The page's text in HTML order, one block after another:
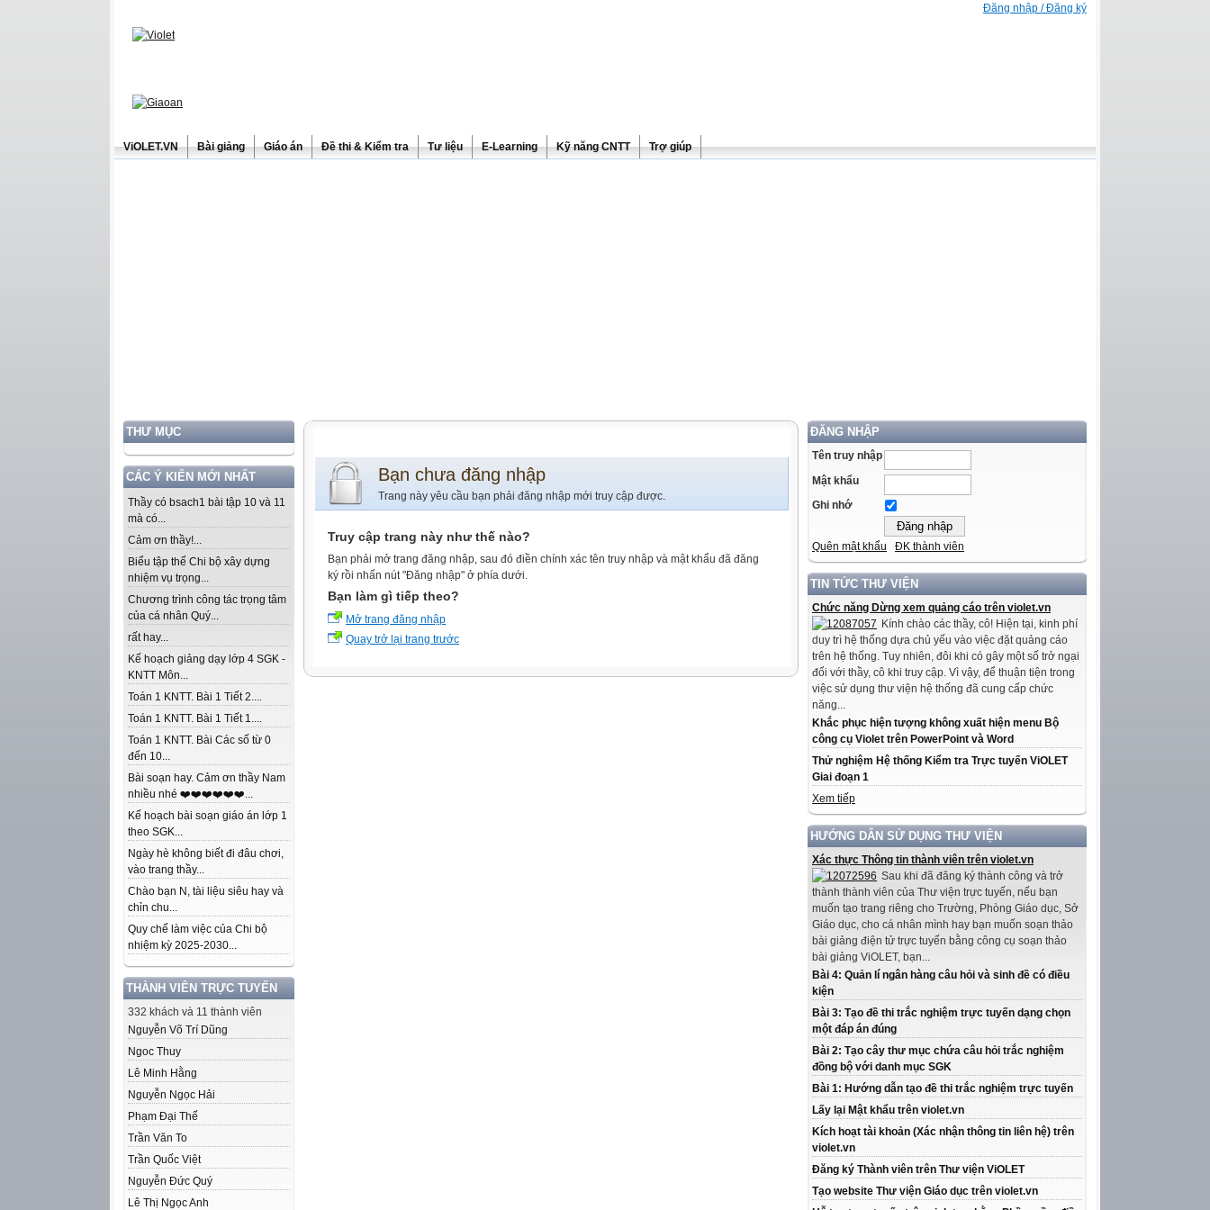
Đăng nhập / Đăng ký
ViOLET.VN Bài giảng Giáo án Đề thi & Kiểm tra Tư liệu E-Learning Kỹ năng CNTT Trợ giúp
THƯ MỤC
CÁC Ý KIẾN MỚI NHẤT
Thầy có bsach1 bài tập 10 và 11
mà có...
Cảm ơn thầy!...
Biểu tập thể Chi bộ xây dựng
nhiệm vụ trọng...
Chương trình công tác trọng tâm
của cá nhân Quý...
rất hay...
Kế hoạch giảng dạy lớp 4 SGK -
KNTT Môn...
Toán 1 KNTT. Bài 1 Tiết 2....
Toán 1 KNTT. Bài 1 Tiết 1....
Toán 1 KNTT. Bài Các số từ 0
đến 10...
Bài soạn hay. Cảm ơn thầy Nam
nhiều nhé ❤️❤️❤️❤️❤️❤️...
Kế hoạch bài soạn giáo án lớp 1
theo SGK...
Ngày hè không biết đi đâu chơi,
vào trang thầy...
Chào bạn N, tài liệu siêu hay và
chỉn chu...
Quy chế làm việc của Chi bộ
nhiệm kỳ 2025-2030...
THÀNH VIÊN TRỰC TUYẾN
332 khách và 11 thành viên
Nguyễn Võ Trí Dũng
Ngoc Thuy
Lê Minh Hằng
Nguyễn Ngọc Hải
Phạm Đại Thế
Trần Văn To
Trần Quốc Việt
Nguyễn Đức Quý
Lê Thị Ngọc Anh
ĐĂNG NHẬP
Tên truy nhập
Mật khẩu
Ghi nhớ
Quên mật khẩu ĐK thành viên
TIN TỨC THƯ VIỆN
Chức năng Dừng xem quảng cáo trên violet.vn
Kính chào các thầy, cô! Hiện tại, kinh phí
duy trì hệ thống dựa chủ yếu vào việc đặt quảng cáo
trên hệ thống. Tuy nhiên, đôi khi có gây một số trở ngại
đối với thầy, cô khi truy cập. Vì vậy, để thuận tiện trong
việc sử dụng thư viện hệ thống đã cung cấp chức
năng...
Khắc phục hiện tượng không xuất hiện menu Bộ
công cụ Violet trên PowerPoint và Word
Thử nghiệm Hệ thống Kiểm tra Trực tuyến ViOLET
Giai đoạn 1
Xem tiếp
HƯỚNG DẪN SỬ DỤNG THƯ VIỆN
Xác thực Thông tin thành viên trên violet.vn
Sau khi đã đăng ký thành công và trở
thành thành viên của Thư viện trực tuyến, nếu bạn
muốn tạo trang riêng cho Trường, Phòng Giáo dục, Sở
Giáo dục, cho cá nhân mình hay bạn muốn soạn thảo
bài giảng điện tử trực tuyến bằng công cụ soạn thảo
bài giảng ViOLET, bạn...
Bài 4: Quản lí ngân hàng câu hỏi và sinh đề có điều
kiện
Bài 3: Tạo đề thi trắc nghiệm trực tuyến dạng chọn
một đáp án đúng
Bài 2: Tạo cây thư mục chứa câu hỏi trắc nghiệm
đồng bộ với danh mục SGK
Bài 1: Hướng dẫn tạo đề thi trắc nghiệm trực tuyến
Lấy lại Mật khẩu trên violet.vn
Kích hoạt tài khoản (Xác nhận thông tin liên hệ) trên
violet.vn
Đăng ký Thành viên trên Thư viện ViOLET
Tạo website Thư viện Giáo dục trên violet.vn
Bạn chưa đăng nhập
Trang này yêu cầu bạn phải đăng nhập mới truy cập được.
Truy cập trang này như thế nào?
Bạn phải mở trang đăng nhập, sau đó điền chính xác tên truy nhập và mật khẩu đã đăng
ký rồi nhấn nút "Đăng nhập" ở phía dưới.
Bạn làm gì tiếp theo?
Mở trang đăng nhập
Quay trở lại trang trước